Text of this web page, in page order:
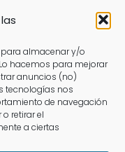
almacenar y/o
hacemos para mejorar
anuncios (no)
tecnologías nos
de navegación
retirar el
a ciertas
la web o
.